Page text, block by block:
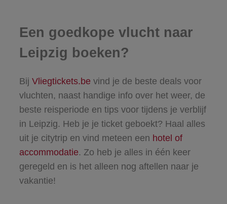
Een goedkope vlucht naar
Leipzig boeken?
Bij Vliegtickets.be vind je de beste deals voor
vluchten, naast handige info over het weer, de
beste reisperiode en tips voor tijdens je verblijf
in Leipzig. Heb je je ticket geboekt? Haal alles
uit je citytrip en vind meteen een hotel of
accommodatie. Zo heb je alles in één keer
geregeld en is het alleen nog aftellen naar je
vakantie!